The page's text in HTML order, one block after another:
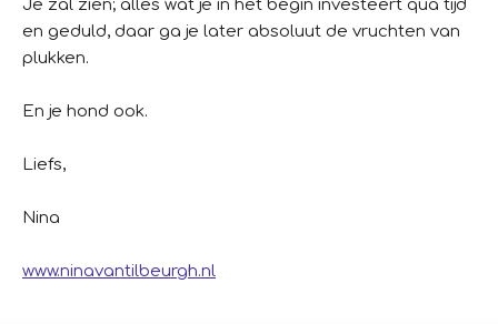
Je zal zien; alles wat je in het begin investeert qua tijd
en geduld, daar ga je later absoluut de vruchten van
plukken.
En je hond ook.
Liefs,
Nina
www.ninavantilbeurgh.nl